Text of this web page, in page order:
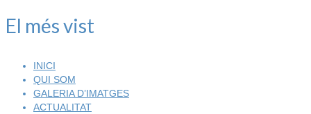
El més vist
INICI
QUI SOM
GALERIA D’IMATGES
ACTUALITAT